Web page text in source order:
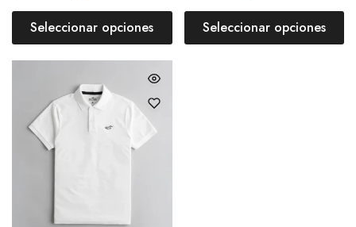
Seleccionar opciones Seleccionar opciones